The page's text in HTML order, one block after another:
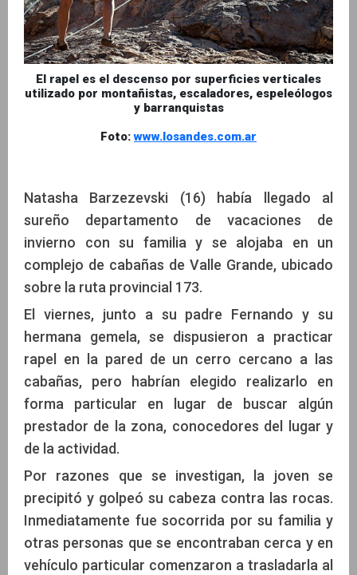
El rapel es el descenso por superficies verticales
utilizado por montañistas, escaladores, espeleólogos
y barranquistas
Foto:www.losandes.com.ar
Natasha Barzezevski (16) había llegado al
sureño departamento de vacaciones de
invierno con su familia y se alojaba en un
complejo de cabañas de Valle Grande, ubicado
sobre la ruta provincial 173.
El viernes, junto a su padre Fernando y su
hermana gemela, se dispusieron a practicar
rapel en la pared de un cerro cercano a las
cabañas, pero habrían elegido realizarlo en
forma particular en lugar de buscar algún
prestador de la zona, conocedores del lugar y
de la actividad.
Por razones que se investigan, la joven se
precipitó y golpeó su cabeza contra las rocas.
Inmediatamente fue socorrida por su familia y
otras personas que se encontraban cerca y en
vehículo particular comenzaron a trasladarla al